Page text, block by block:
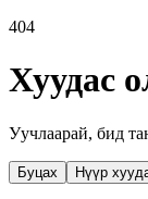
404
Хуудас
Уучлаарай, бид
Буцах Нүүр